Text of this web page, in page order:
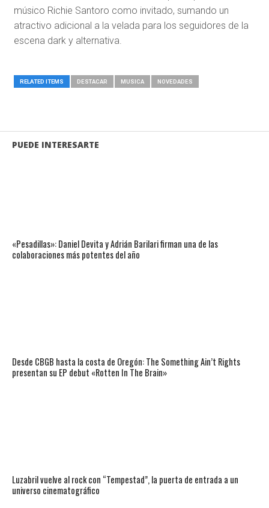
músico Richie Santoro como invitado, sumando un
atractivo adicional a la velada para los seguidores de la
escena dark y alternativa.
RELATED ITEMS DESTACAR MUSICA NOVEDADES
PUEDE INTERESARTE
«Pesadillas»: Daniel Devita y Adrián Barilari firman una de las
colaboraciones más potentes del año
Desde CBGB hasta la costa de Oregón: The Something Ain’t Rights
presentan su EP debut «Rotten In The Brain»
Luzabril vuelve al rock con “Tempestad”, la puerta de entrada a un
universo cinematográfico